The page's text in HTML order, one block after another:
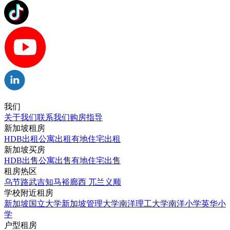
我们
关于我们联系我们购房指导
新加坡租房
HDB出租公寓出租有地住宅出租
新加坡买房
HDB出售公寓出售有地住宅出售
租房热区
乌节路武吉知马裕廊西 兀兰 义顺
学校附近租房
新加坡国立大学新加坡管理大学南洋理工大学南洋小学英华小
学
户型租房